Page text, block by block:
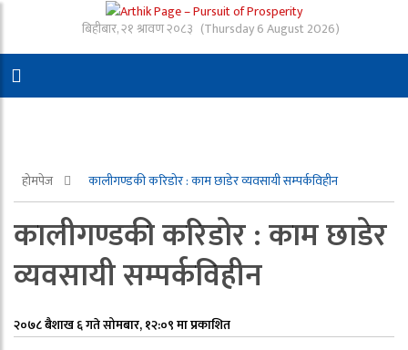
बिहीबार, २१ श्रावण २०८३ (Thursday 6 August 2026)
होमपेज कालीगण्डकी करिडोर : काम छाडेर व्यवसायी सम्पर्कविहीन
कालीगण्डकी करिडोर : काम छाडेर
व्यवसायी सम्पर्कविहीन
२०७८ बैशाख ६ गते सोमबार, १२:०९ मा प्रकाशित